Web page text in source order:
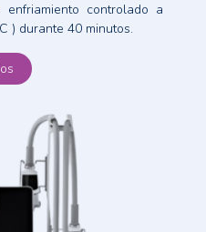
controlado a
) durante 40 minutos.